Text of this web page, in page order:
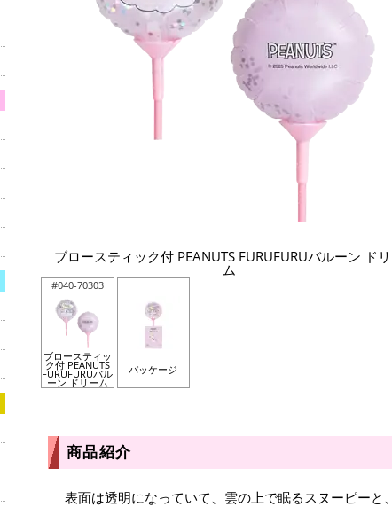
ブロースティック付 PEANUTS FURUFURUバルーン ド
ム
#040-70303
ブロースティッ
ク付 PEANUTS
FURUFURUバル
ーン ドリーム
パッケージ
商品紹介
表面は透明になっていて、雲の上で眠るスヌーピー